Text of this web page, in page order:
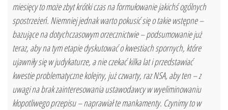
miesięcy to może zbyt krótki czas na formułowanie jakichś ogólnych
spostrzeżeń. Niemniej jednak warto pokusić się o takie wstępne –
bazujące na dotychczasowym orzecznictwie – podsumowanie już
teraz, aby na tym etapie dyskutować o kwestiach spornych, które
ujawniły się w judykaturze, a nie czekać kilka lat i przedstawiać
kwestie problematyczne kolejny, już czwarty, raz NSA, aby ten – z
uwagi na brak zainteresowania ustawodawcy w wyeliminowaniu
kłopotliwego przepisu – naprawiał te mankamenty. Czynimy to w